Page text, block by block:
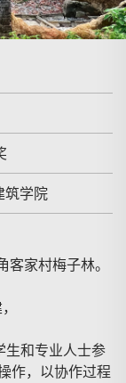
筑学院
家村梅子林。
生和专业人士参
作，以协作过程